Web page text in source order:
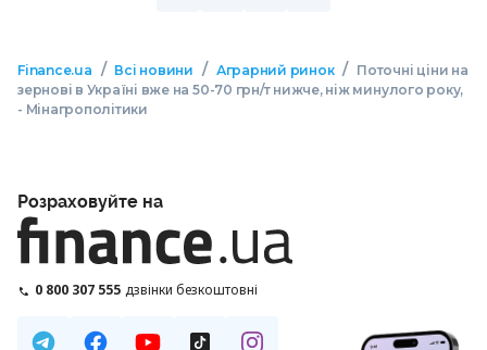
Finance.ua / Всі новини / Аграрний ринок / Поточні ціни на
зернові в Україні вже на 50-70 грн/т нижче, ніж минулого року,
- Мінагрополітики
Розраховуйте на
0 800 307 555 дзвінки безкоштовні